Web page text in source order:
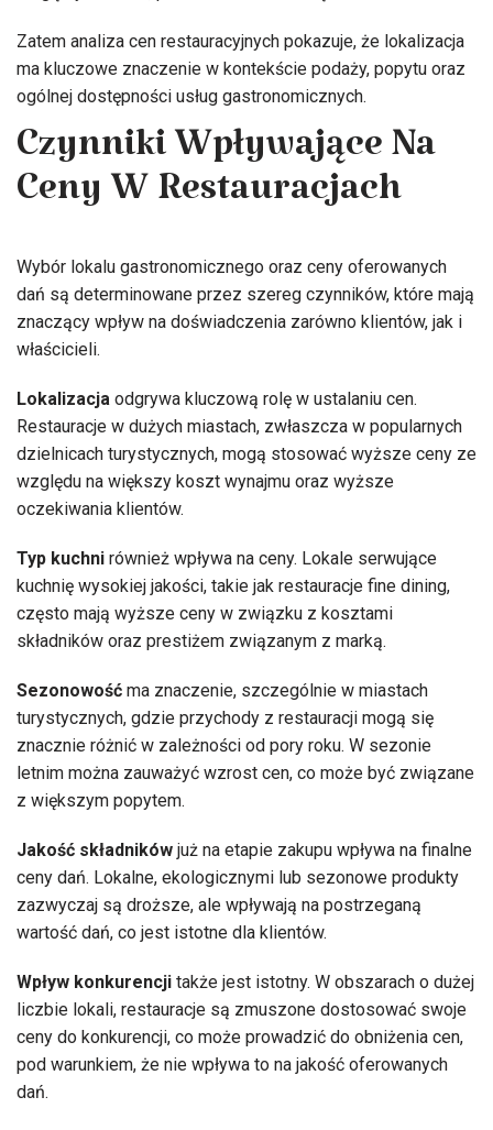
Zatem analiza cen restauracyjnych pokazuje, że lokalizacja
ma kluczowe znaczenie w kontekście podaży, popytu oraz
ogólnej dostępności usług gastronomicznych.
Czynniki Wpływające Na
Ceny W Restauracjach
Wybór lokalu gastronomicznego oraz ceny oferowanych
dań są determinowane przez szereg czynników, które mają
znaczący wpływ na doświadczenia zarówno klientów, jak i
właścicieli.
Lokalizacja odgrywa kluczową rolę w ustalaniu cen.
Restauracje w dużych miastach, zwłaszcza w popularnych
dzielnicach turystycznych, mogą stosować wyższe ceny ze
względu na większy koszt wynajmu oraz wyższe
oczekiwania klientów.
Typ kuchni również wpływa na ceny. Lokale serwujące
kuchnię wysokiej jakości, takie jak restauracje fine dining,
często mają wyższe ceny w związku z kosztami
składników oraz prestiżem związanym z marką.
Sezonowość ma znaczenie, szczególnie w miastach
turystycznych, gdzie przychody z restauracji mogą się
znacznie różnić w zależności od pory roku. W sezonie
letnim można zauważyć wzrost cen, co może być związane
z większym popytem.
Jakość składników już na etapie zakupu wpływa na finalne
ceny dań. Lokalne, ekologicznymi lub sezonowe produkty
zazwyczaj są droższe, ale wpływają na postrzeganą
wartość dań, co jest istotne dla klientów.
Wpływ konkurencji także jest istotny. W obszarach o dużej
liczbie lokali, restauracje są zmuszone dostosować swoje
ceny do konkurencji, co może prowadzić do obniżenia cen,
pod warunkiem, że nie wpływa to na jakość oferowanych
dań.